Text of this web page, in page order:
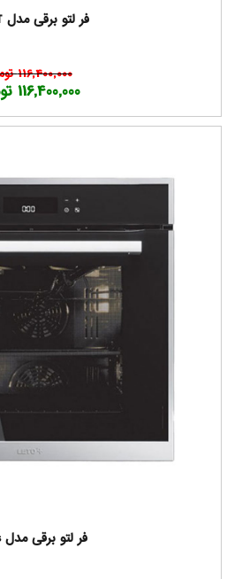
فر لتو برقی مدل O32T
116,400,000 تومان
116,400,000 تومان
فر لتو برقی مدل O29s